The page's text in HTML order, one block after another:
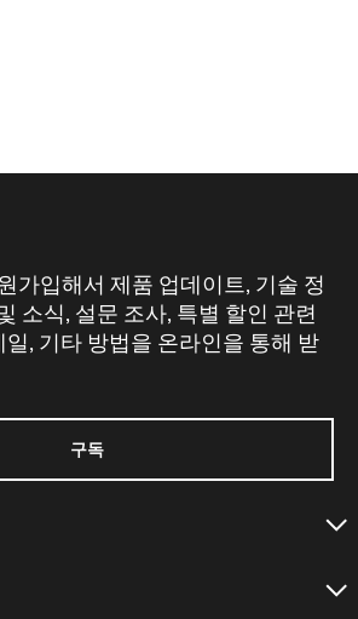
가입해서 제품 업데이트, 기술 정
소식, 설문 조사, 특별 할인 관련
, 기타 방법을 온라인을 통해 받
구독